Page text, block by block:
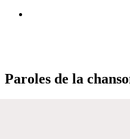
Paroles de la